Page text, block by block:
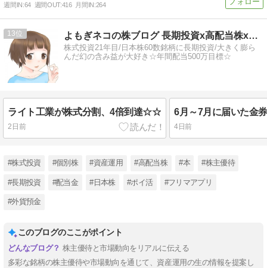
週間IN:64 週間OUT:416 月間IN:264
13 よもぎネコの株ブログ 長期投資x高配当株x株主優待
株式投資21年目/日本株60数銘柄に長期投資/大きく膨ら
んだ幻の含み益が大好き☆年間配当500万目標☆
ライト工業が株式分割、4倍到達☆☆
2日前 4日前
#株式投資 #個別株 #資産運用 #高配当株 #本 #株主優待
#長期投資 #配当金 #日本株 #ポイ活 #フリマアプリ
#外貨預金
このブログのここがポイント
株主優待と市場動向をリアルに伝える
多彩な銘柄の株主優待や市場動向を通じて、資産運用の生の情報を提案し